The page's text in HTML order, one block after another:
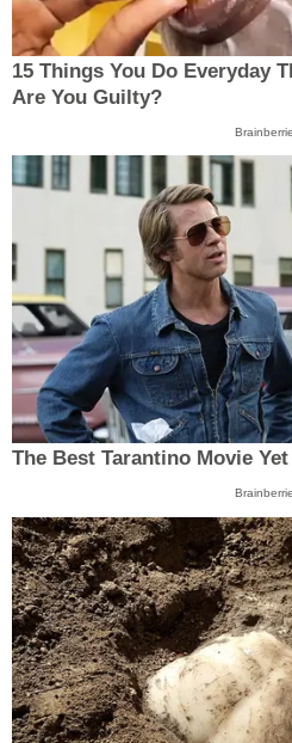
15 Things You Do Everyday
Are You Guilty?
The Best Tarantino Movie Yet